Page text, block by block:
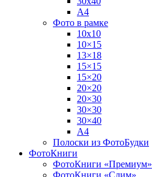
А4
Фото в рамке
10х10
10×15
13×18
15×15
15×20
20×20
20×30
30×30
30×40
A4
Полоски из ФотоБудки
ФотоКниги
ФотоКниги «Премиум»
ФотоКниги «Слим»